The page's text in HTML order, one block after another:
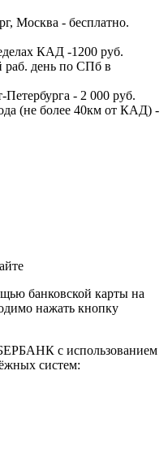
Москва - бесплатно.
КАД -1200 руб.
раб. день по СПб в
- 2 000 руб.
(не более 40км от КАД) -
банковской карты на
нажать кнопку
с использованием
систем: